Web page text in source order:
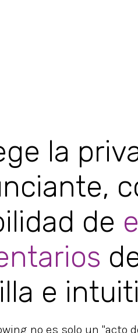
la
de
e
no es solo un "acto